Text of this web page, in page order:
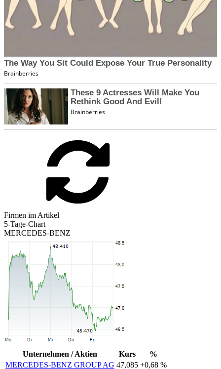
Firmen im Artikel
5-Tage-Chart
MERCEDES-BENZ
Unternehmen / Aktien Kurs
%
MERCEDES-BENZ GROUP AG 47,085 +0,68 %